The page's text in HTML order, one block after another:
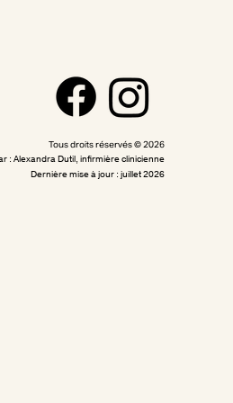
Tous droits réservés © 2026
: Alexandra Dutil, infirmière clinicienne
Dernière mise à jour : juillet 2026